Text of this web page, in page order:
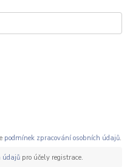
podmínek zpracování osobních údajů.
údajůpro účely registrace.